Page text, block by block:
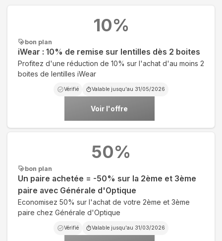
bon plan
iWear : 10% de remise sur lentilles dès 2 boites
Profitez d'une réduction de 10% sur l'achat d'au moins 2
boites de lentilles iWear
Vérifié Valable jusqu'au 31/05/2026
Voir l'offre
10%
bon plan
Un paire achetée = -50% sur la 2ème et 3ème
paire avec Générale d'Optique
Economisez 50% sur l'achat de votre 2ème et 3ème
paire chez Générale d'Optique
Vérifié Valable jusqu'au 31/03/2026
50%